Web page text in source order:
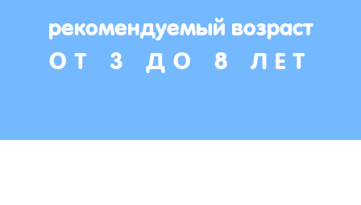
рекомендуемый возраст
ОТ 3 ДО 8 ЛЕТ